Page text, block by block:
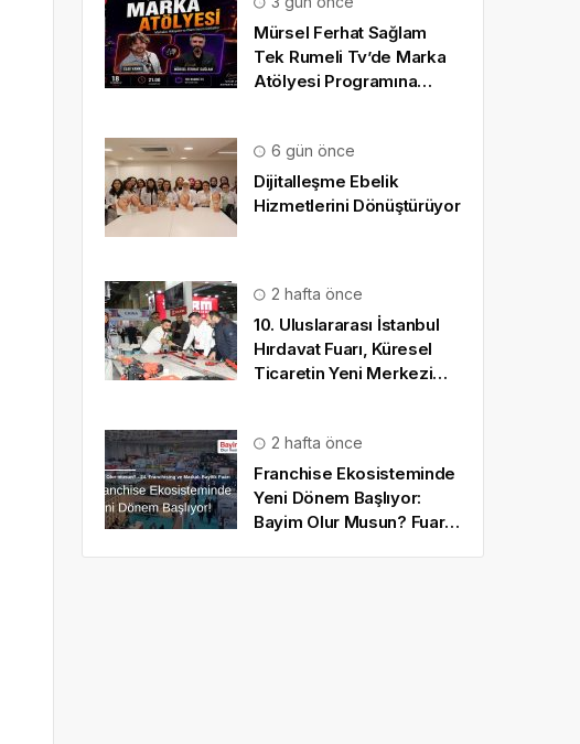
Mürsel Ferhat Sağlam
Tek Rumeli Tv’de Marka
Atölyesi Programına
6 gün önce
Dijitalleşme Ebelik
Hizmetlerini Dönüştürüyor
2 hafta önce
10. Uluslararası İstanbul
Hırdavat Fuarı, Küresel
Ticaretin Yeni Merkezi
2 hafta önce
Franchise Ekosisteminde
Yeni Dönem Başlıyor:
Bayim Olur Musun? Fuarı